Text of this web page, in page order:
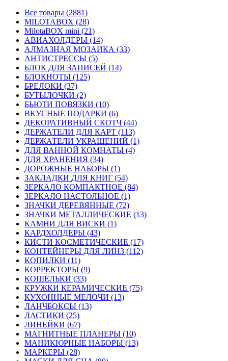
Все товары (2881)
MILOTABOX (28)
MilotaBOX mini (21)
АВИАХОЛДЕРЫ (14)
АЛМАЗНАЯ МОЗАИКА (33)
АНТИСТРЕССЫ (5)
БЛОК ДЛЯ ЗАПИСЕЙ (14)
БЛОКНОТЫ (125)
БРЕЛОКИ (37)
БУТЫЛОЧКИ (2)
БЬЮТИ ПОВЯЗКИ (10)
ВКУСНЫЕ ПОДАРКИ (6)
ДЕКОРАТИВНЫЙ СКОТЧ (44)
ДЕРЖАТЕЛИ ДЛЯ КАРТ (113)
ДЕРЖАТЕЛИ УКРАШЕНИЙ (1)
ДЛЯ ВАННОЙ КОМНАТЫ (4)
ДЛЯ ХРАНЕНИЯ (34)
ДОРОЖНЫЕ НАБОРЫ (1)
ЗАКЛАДКИ ДЛЯ КНИГ (54)
ЗЕРКАЛО КОМПАКТНОЕ (84)
ЗЕРКАЛО НАСТОЛЬНОЕ (1)
ЗНАЧКИ ДЕРЕВЯННЫЕ (72)
ЗНАЧКИ МЕТАЛЛИЧЕСКИЕ (13)
КАМНИ ДЛЯ ВИСКИ (1)
КАРДХОЛДЕРЫ (43)
КИСТИ КОСМЕТИЧЕСКИЕ (17)
КОНТЕЙНЕРЫ ДЛЯ ЛИНЗ (112)
КОПИЛКИ (11)
КОРРЕКТОРЫ (9)
КОШЕЛЬКИ (33)
КРУЖКИ КЕРАМИЧЕСКИЕ (75)
КУХОННЫЕ МЕЛОЧИ (13)
ЛАНЧБОКСЫ (13)
ЛАСТИКИ (25)
ЛИНЕЙКИ (67)
МАГНИТНЫЕ ПЛАНЕРЫ (10)
МАНИКЮРНЫЕ НАБОРЫ (13)
МАРКЕРЫ (28)